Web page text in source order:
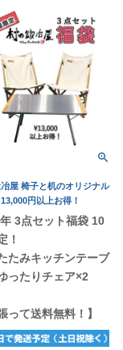
屋 椅子と机のオリジナル
円以上お得！
3点セット福袋 10
！
たみキッチンテーブ
ったりチェア×2
って送料無料！】